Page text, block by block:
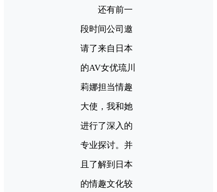
还有前一
段时间公司邀
请了来自日本
的AV女优琉川
莉娜担当情趣
大使，我和她
进行了深入的
专业探讨。并
且了解到日本
的情趣文化较